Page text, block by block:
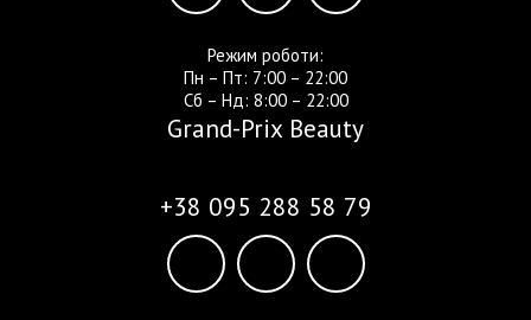
Режим роботи:
Пн – Пт: 7:00 – 22:00
Сб – Нд: 8:00 – 22:00
Grand-Prix Beauty
+38 095 288 58 79